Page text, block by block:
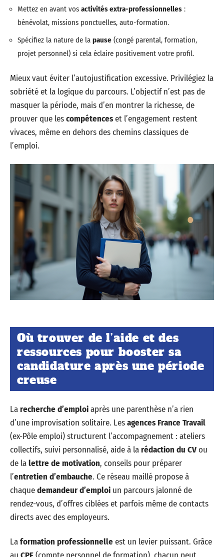
Mettez en avant vos activités extra-professionnelles :
bénévolat, missions ponctuelles, auto-formation.
Spécifiez la nature de la pause (congé parental, formation,
projet personnel) si cela éclaire positivement votre profil.
Mieux vaut éviter l’autojustification excessive. Privilégiez la
sobriété et la logique du parcours. L’objectif n’est pas de
masquer la période, mais d’en montrer la richesse, de
prouver que lescompétenceset l’engagement restent
vivaces, même en dehors des chemins classiques de
l’emploi.
Où trouver de l’aide et des
ressources pour booster sa
candidature après une période
creuse
Larecherche d’emploiaprès une parenthèse n’a rien
d’une improvisation solitaire. Lesagences France Travail
(ex-Pôle emploi) structurent l’accompagnement : ateliers
collectifs, suivi personnalisé, aide à larédaction du CVou
de lalettre de motivation, conseils pour préparer
l’entretien d’embauche. Ce réseau maillé propose à
chaquedemandeur d’emploi un parcours jalonné de
rendez-vous, d’offres ciblées et parfois même de contacts
directs avec des employeurs.
Laformation professionnelleest un levier puissant. Grâce